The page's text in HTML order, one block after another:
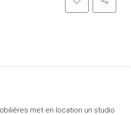
met en location un studio